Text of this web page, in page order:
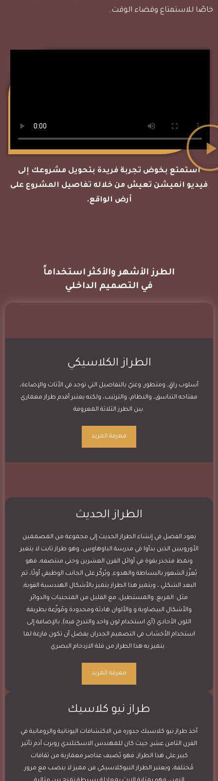
خاصًا للاستمتاع وقضاء الوقت.
استمتع بخوض تجربة فريدة بتحويل مشروعك إلى
فيديو انميشن تعيش من خلاله تفاصيل المشروع على
أرض الواقع.
الطرز الأشهر والأكثر استخداماً
في التصميم الداخلي
الطراز الكلاسيكي
أسلوب راقٍ, ومتطور, وغنيّ بالتفاصيل التي توجد في الأثاث والإضاءة،
مفتاحه التناسق، والنظام، والترتيب، ولكنه يعتبر أقدم طراز معماري
بين الطرز الثلاثة المعروفة.
معرفة المزيد
الطراز الحديث
يعود الفضل في إنشاء الطراز الحديث إلى مجموعة من المصممين
الأوروبيين الذين بدأوا في مدرسة الباوهاوس، وهو طراز ثابت لا يتغير
ونمط متجذر بقوة في أوائل القرن العشرين وحتى منتصفه، فهو
يُعزّز الشعور بالبساطة والهدوء, ويُركّز على الجانب الوظيفي أولًا، ثم
البعد الشكلي ، ويتميز هذا الطراز يتميز بالأشكال الهندسية القوية,
مثل: المربع, والمستطيل, مع القليل من المنحنيات والدوائر
والأشكال البيضاوية و والألوان هادئة ومحدودة ومُوزّعة بطريقة
اللون الأحادي (أي استخدام لون واحد والتدرج فيه), بالإضافة إلى
استخدام الأخشاب في التصميم الجدران يفضل أن تكون فارغة لما
يتميز به هذا الطراز من قلة الازدحام البصري .
معرفة المزيد
طراز نيو كلاسيك
أخذ طراز نيو كلاسيك جدوره من الاكتشافات اليونانية والرومانية في
القرن الثامن عشر, حيث كان للمهندس الاسكتلندي روبرت آدم تأثير
كبير على هذا الطراز, فهو يُضيف عناصر معمارية من ثقافات
مُختلفة، ويعتبر الطراز النيوكلاسيكي فن مميز لا ينضب مع مرور